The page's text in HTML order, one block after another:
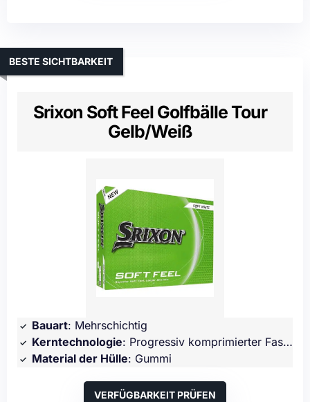
Srixon Soft Feel Golfbälle Tour
Gelb/Weiß
BESTE SICHTBARKEIT
Bauart: Mehrschichtig
Kerntechnologie: Progressiv komprimierter FastLayer-Kern
Material der Hülle: Gummi
VERFÜGBARKEIT PRÜFEN